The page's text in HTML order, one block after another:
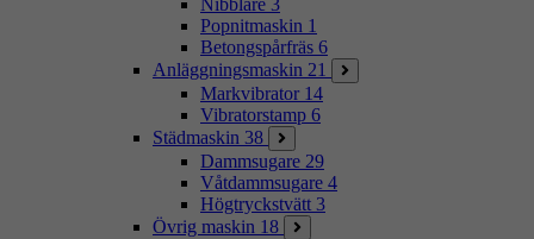
Nibblare 3
Popnitmaskin 1
Betongspårfräs 6
Anläggningsmaskin 21
Markvibrator 14
Vibratorstamp 6
Städmaskin 38
Dammsugare 29
Våtdammsugare 4
Högtryckstvätt 3
Övrig maskin 18